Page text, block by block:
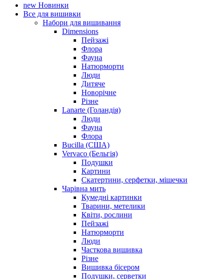
new Новинки
Все для вишивки
Набори для вишивання
Dimensions
Пейзажі
Флора
Фауна
Натюрморти
Люди
Дитяче
Новорічне
Різне
Lanarte (Голандія)
Люди
Фауна
Флора
Bucilla (США)
Vervaco (Бельгія)
Подушки
Картини
Скатертини, серфетки, мішечки
Чарiвна мить
Кумедні картинки
Тварини, метелики
Квіти, рослини
Пейзажі
Натюрморти
Люди
Часткова вишивка
Різне
Вишивка бісером
Подушки, серветки